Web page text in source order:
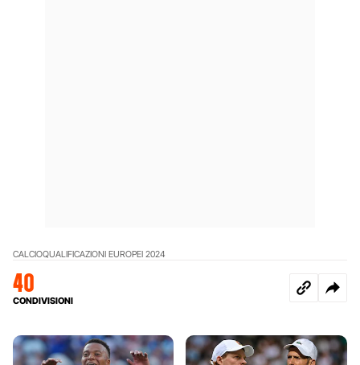
CALCIOQUALIFICAZIONI EUROPEI 2024
40
CONDIVISIONI